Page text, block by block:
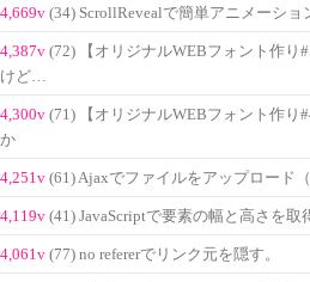
4,669v (34) ScrollRevealで簡単アニメーショ
4,387v (72) 【オリジナルWEBフォント作り
けど…
4,300v (71) 【オリジナルWEBフォント作り
か
4,251v (61) Ajaxでファイルをアップロード（
4,119v (41) JavaScriptで要素の幅と高さを取
4,061v (77) no refererでリンク元を隠す。